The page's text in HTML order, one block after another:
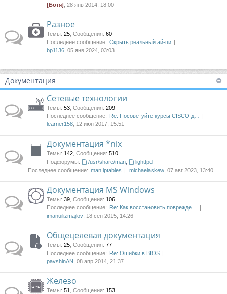
[Ботя] , 28 янв 2014, 18:00
Разное
Темы: 25 Сообщения: 60
Последнее сообщение: Скрыть реальный ай-пи
bp1136 , 05 янв 2024, 03:03
Документация
Сетевые технологии
Темы: 53 Сообщения: 209
Последнее сообщение: Re: Посоветуйте курсы CISCO д…
learner158 , 12 июн 2017, 15:51
Документация *nix
Темы: 142 Сообщения: 510
Подфорумы:
/usr/share/man,
lighttpd
Последнее сообщение: man iptables michaelaskew , 07 авг 2023, 13:40
Документация MS Windows
Темы: 39 Сообщения: 106
Последнее сообщение: Re: Как восстановить поврежде…
imanuilizmajlov , 18 сен 2015, 14:26
Общецелевая документация
Темы: 25 Сообщения: 77
Последнее сообщение: Re: Ошибки в BIOS
pavshinAN , 08 апр 2014, 21:37
Железо
Темы: 51 Сообщения: 153